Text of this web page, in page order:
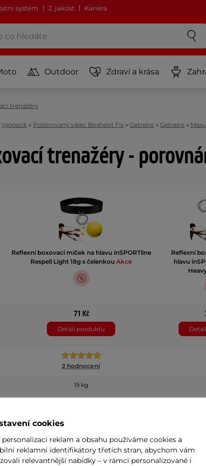
systém 2. jakost Kariéra
Outdoor Zdraví a krása
trenažéry
Igopock x Polstrovaný válec Boxheist Fix x Getreiro x Getreiro x
trenažéry -
Reflexní boxovací míček na hlavu inSPORTline
Respell Light 18g s čelenkou Akce
Reflexní
hlavu
71 Kč
Detail produktu
2 hodnocení
19 kg
43 cm
cookies
personalizaci reklam a obsahu používáme cookies a
reklamní identifikátory třetích stran, abychom vám
relevantnější nabídky – v rámci personalizované i